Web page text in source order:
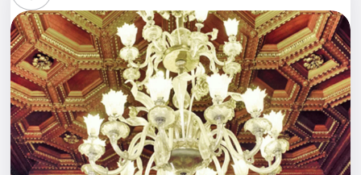
Стендап
Выставки
Квесты
Экскурсии
Спорт